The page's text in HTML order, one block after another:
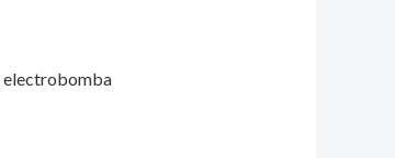
electrobomba